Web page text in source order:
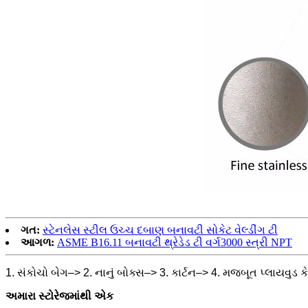
ગત: સ્ટેનલેસ સ્ટીલ ઉચ્ચ દબાણ બનાવટી સોકેટ વેલ્ડીંગ ટી
આગળ: ASME B16.11 બનાવટી થ્રેડેડ ટી વર્ગ3000 સ્ત્રી NPT
1. સંકોચો બેગ–> 2. નાનું બોક્સ–> 3. કાર્ટન–> 4. મજબૂત પ્લાયવુડ
અમારા સ્ટોરેજમાંથી એક